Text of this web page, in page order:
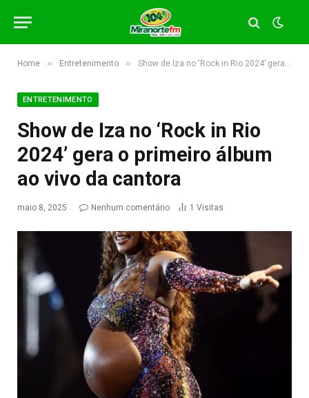
Home » Entretenimento » Show de Iza no ‘Rock in Rio 2024’ gera o primeiro álbum ao vivo da cantora
ENTRETENIMENTO
Show de Iza no ‘Rock in Rio
2024’ gera o primeiro álbum
ao vivo da cantora
maio 8, 2025 Nenhum comentário 1 Visitas